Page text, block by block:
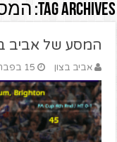
Tag Archives:
המסע של אביב
אביב בצון 15 בפברואר 2017